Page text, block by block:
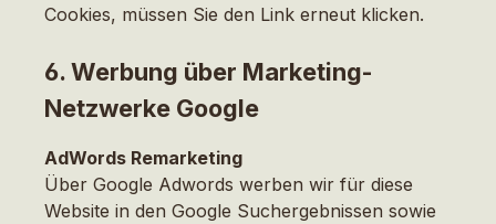
Cookies, müssen Sie den Link erneut klicken.
6. Werbung über Marketing-
Netzwerke Google
AdWords Remarketing
Über Google Adwords werben wir für diese
Website in den Google Suchergebnissen sowie